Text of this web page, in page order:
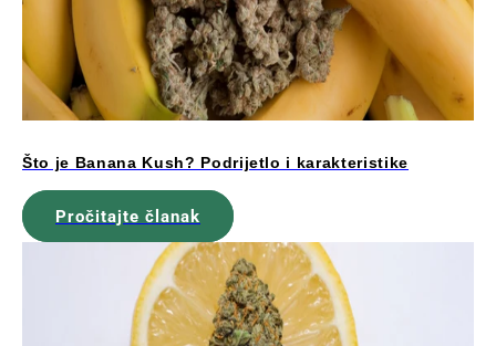
Što je Banana Kush? Podrijetlo i karakteristike
Pročitajte članak